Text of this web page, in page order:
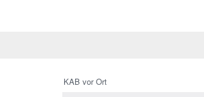
KAB vor Ort